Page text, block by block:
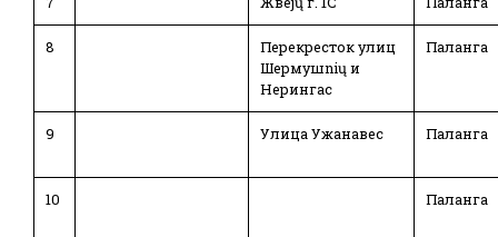
8
Перекресток улиц
Шермушnių и
Нерингас
Паланга
9 Улица Ужанавес Паланга
10 Паланга